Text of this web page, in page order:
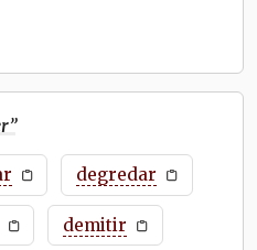
”
degredar
demitir